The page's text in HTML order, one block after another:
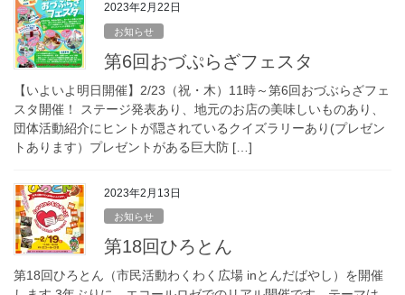
2023年2月22日
お知らせ
第6回おづぷらざフェスタ
【いよいよ明日開催】2/23（祝・木）11時～第6回おづぶらざフェ
スタ開催！ ステージ発表あり、地元のお店の美味しいものあり、
団体活動紹介にヒントが隠されているクイズラリーあり(プレゼン
トあります）プレゼントがある巨大防 […]
2023年2月13日
お知らせ
第18回ひろとん
第18回ひろとん（市民活動わくわく広場 inとんだばやし）を開催